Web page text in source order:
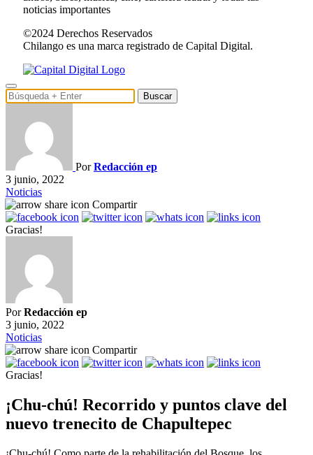
noticias importantes
©2024 Derechos Reservados
Chilango es una marca registrado de Capital Digital.
Buscar
PorRedacción ep
3 junio, 2022
Noticias
Compartir
Gracias!
PorRedacción ep
3 junio, 2022
Noticias
Compartir
Gracias!
¡Chu-chú! Recorrido y puntos clave del
nuevo trenecito de Chapultepec